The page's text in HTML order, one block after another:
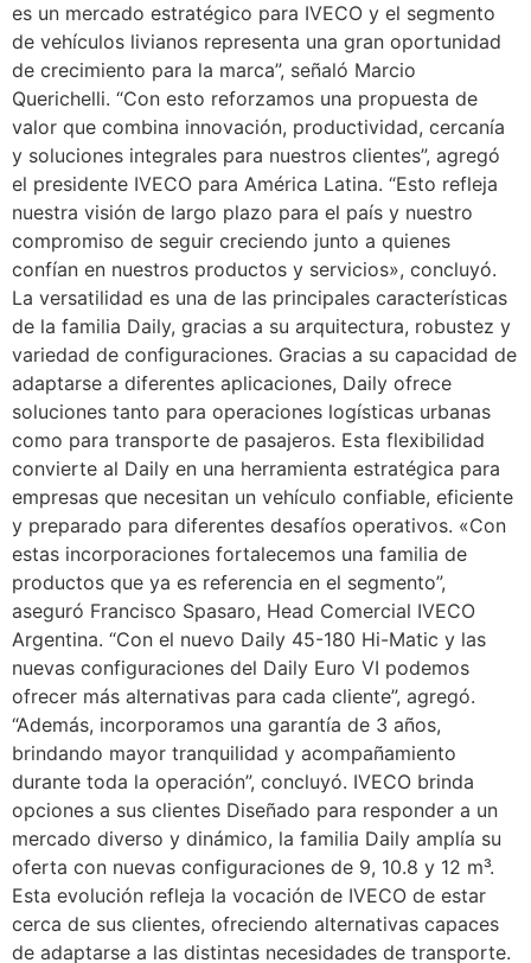
es un mercado estratégico para IVECO y el segmento
de vehículos livianos representa una gran oportunidad
de crecimiento para la marca”, señaló Marcio
Querichelli. “Con esto reforzamos una propuesta de
valor que combina innovación, productividad, cercanía
y soluciones integrales para nuestros clientes”, agregó
el presidente IVECO para América Latina. “Esto refleja
nuestra visión de largo plazo para el país y nuestro
compromiso de seguir creciendo junto a quienes
confían en nuestros productos y servicios», concluyó.
La versatilidad es una de las principales características
de la familia Daily, gracias a su arquitectura, robustez y
variedad de configuraciones. Gracias a su capacidad de
adaptarse a diferentes aplicaciones, Daily ofrece
soluciones tanto para operaciones logísticas urbanas
como para transporte de pasajeros. Esta flexibilidad
convierte al Daily en una herramienta estratégica para
empresas que necesitan un vehículo confiable, eficiente
y preparado para diferentes desafíos operativos. «Con
estas incorporaciones fortalecemos una familia de
productos que ya es referencia en el segmento”,
aseguró Francisco Spasaro, Head Comercial IVECO
Argentina. “Con el nuevo Daily 45-180 Hi-Matic y las
nuevas configuraciones del Daily Euro VI podemos
ofrecer más alternativas para cada cliente”, agregó.
“Además, incorporamos una garantía de 3 años,
brindando mayor tranquilidad y acompañamiento
durante toda la operación”, concluyó. IVECO brinda
opciones a sus clientes Diseñado para responder a un
mercado diverso y dinámico, la familia Daily amplía su
oferta con nuevas configuraciones de 9, 10.8 y 12 m³.
Esta evolución refleja la vocación de IVECO de estar
cerca de sus clientes, ofreciendo alternativas capaces
de adaptarse a las distintas necesidades de transporte.